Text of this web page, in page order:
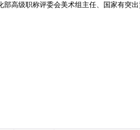
部高级职称评委会美术组主任、国家有突出